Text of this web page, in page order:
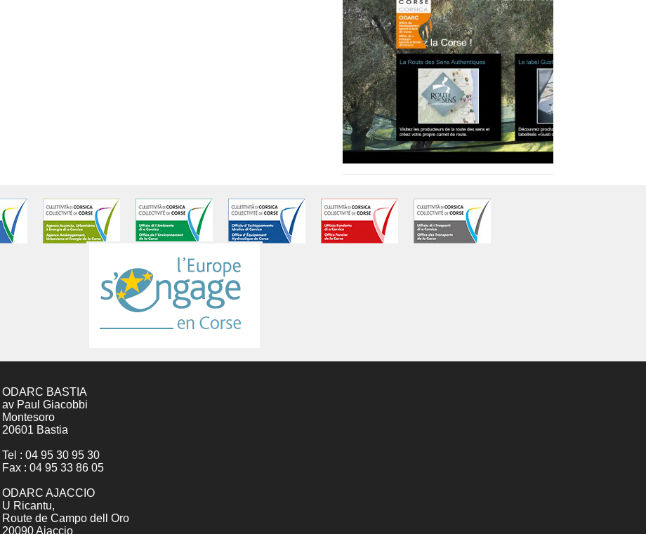
ODARC BASTIA
av Paul Giacobbi
Montesoro
20601 Bastia
Tel : 04 95 30 95 30
Fax : 04 95 33 86 05
ODARC AJACCIO
U Ricantu,
Route de Campo dell Oro
20090 Ajaccio